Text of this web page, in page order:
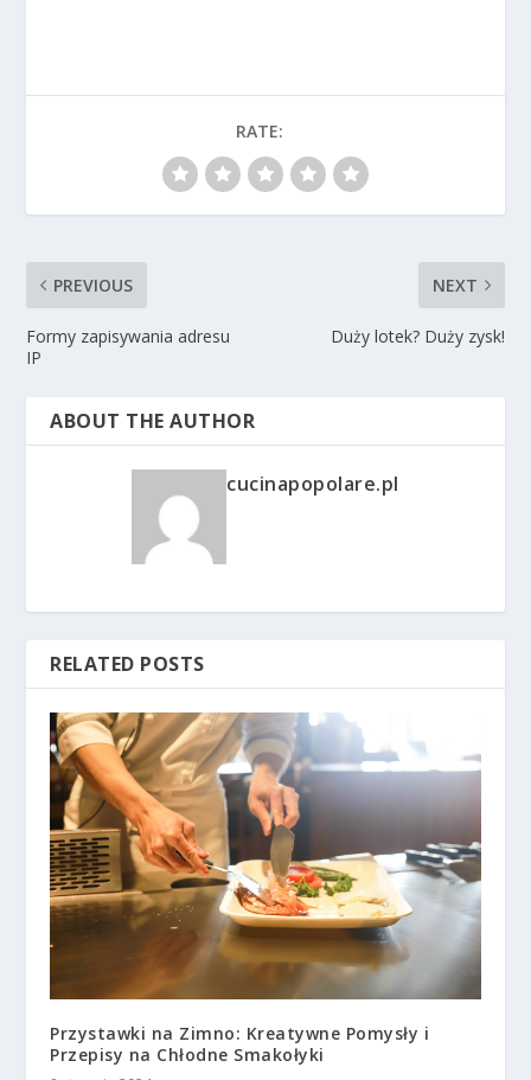
RATE:
PREVIOUS
Formy zapisywania adresu
IP
NEXT
Duży lotek? Duży zysk!
ABOUT THE AUTHOR
cucinapopolare.pl
RELATED POSTS
Przystawki na Zimno: Kreatywne Pomysły i
Przepisy na Chłodne Smakołyki